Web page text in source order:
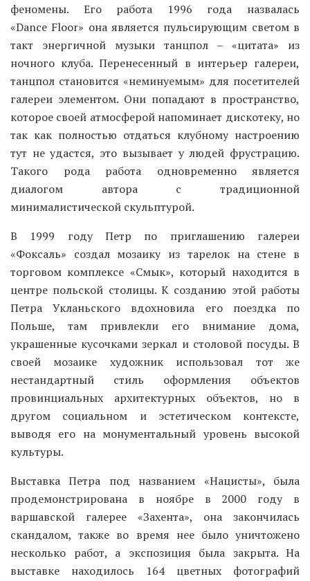
феномены. Его работа 1996 года назвалась
«Dance Floor» она является пульсирующим светом в
такт энергичной музыки танцпол – «цитата» из
ночного клуба. Перенесенный в интерьер галереи,
танцпол становится «неминуемым» для посетителей
галереи элементом. Они попадают в пространство,
которое своей атмосферой напоминает дискотеку, но
так как полностью отдаться клубному настроению
тут не удастся, это вызывает у людей фрустрацию.
Такого рода работа одновременно является
диалогом автора с традиционной
минималистической скульптурой.
В 1999 году Петр по приглашению галереи
«Фоксаль» создал мозаику из тарелок на стене в
торговом комплексе «Смык», который находится в
центре польской столицы. К созданию этой работы
Петра Укланьского вдохновила его поездка по
Польше, там привлекли его внимание дома,
украшенные кусочками зеркал и столовой посуды. В
своей мозаике художник использовал тот же
нестандартный стиль оформления объектов
провинциальных архитектурных объектов, но в
другом социальном и эстетическом контексте,
выводя его на монументальный уровень высокой
культуры.
Выставка Петра под названием «Нацисты», была
продемонстрирована в ноябре в 2000 году в
варшавской галерее «Захента», она закончилась
скандалом, также во время нее было уничтожено
несколько работ, а экспозиция была закрыта. На
выставке находилось 164 цветных фотографий